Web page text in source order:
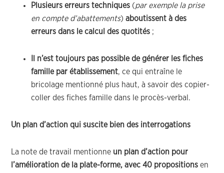
Plusieurs erreurs techniques (par exemple la prise
en compte d’abattements)aboutissent à des
erreurs dans le calcul des quotités ;
Il n’est toujours pas possible de générer les fiches
famille par établissement, ce qui entraîne le
bricolage mentionné plus haut, à savoir des copier-
coller des fiches famille dans le procès-verbal.
Un plan d’action qui suscite bien des interrogations
La note de travail mentionne un plan d’action pour
l’amélioration de la plate-forme, avec 40 propositions en